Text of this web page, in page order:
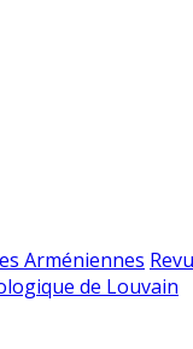
Arméniennes
de Louvain